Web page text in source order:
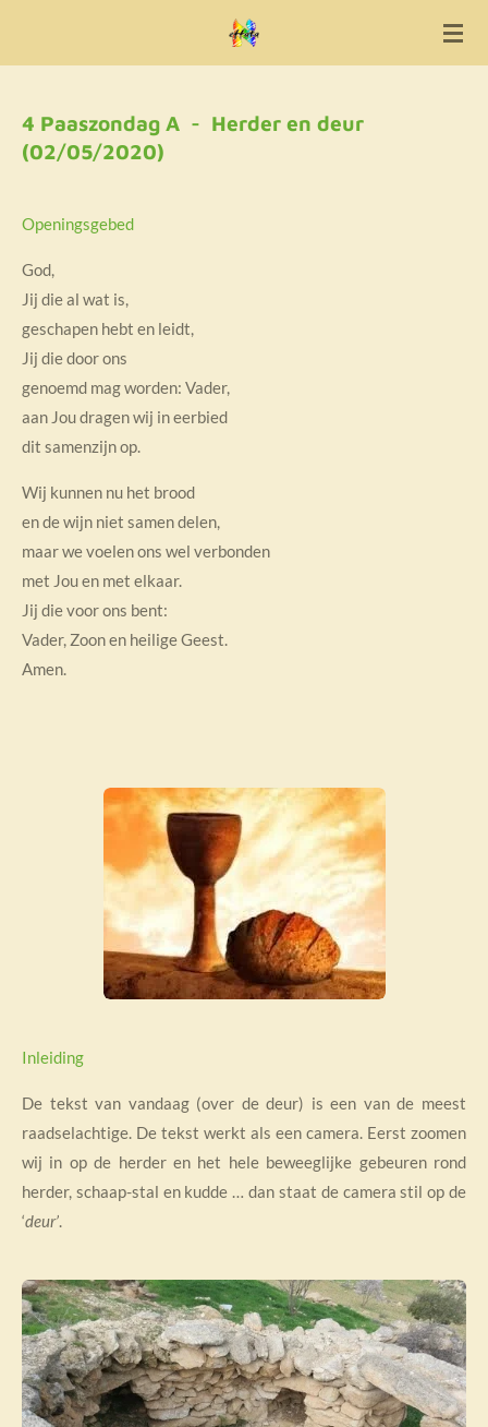
hoofdinhoud
4 Paaszondag A - Herder en deur
(02/05/2020)
Openingsgebed
God,
Jij die al wat is,
geschapen hebt en leidt,
Jij die door ons
genoemd mag worden: Vader,
aan Jou dragen wij in eerbied
dit samenzijn op.
Wij kunnen nu het brood
en de wijn niet samen delen,
maar we voelen ons wel verbonden
met Jou en met elkaar.
Jij die voor ons bent:
Vader, Zoon en heilige Geest.
Amen.
Inleiding
De tekst van vandaag (over de deur) is een van de meest
raadselachtige. De tekst werkt als een camera. Eerst zoomen
wij in op de herder en het hele beweeglijke gebeuren rond
herder, schaap-stal en kudde … dan staat de camera stil op de
‘deur’.